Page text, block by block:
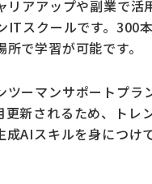
リアアップや副業で
ITスクールです。300
で学習が可能です。
ツーマンサポートプ
更新されるため、ト
成AIスキルを身につ